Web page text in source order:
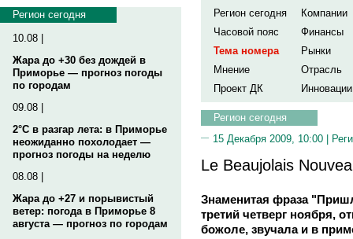
Регион сегодня
10.08 |
Жара до +30 без дождей в
Приморье — прогноз погоды
по городам
09.08 |
2°C в разгар лета: в Приморье
неожиданно похолодает —
прогноз погоды на неделю
08.08 |
Жара до +27 и порывистый
ветер: погода в Приморье 8
августа — прогноз по городам
Регион сегодня
Компании
Часовой пояс
Финансы
Тема номера
Рынки
Мнение
Отрасль
Проект ДК
Инновации
Регион сегодня
15 Декабря 2009, 10:00 |
Le Beaujolais
Знаменитая фраза
третий четверг ноября,
божоле, звучала и в